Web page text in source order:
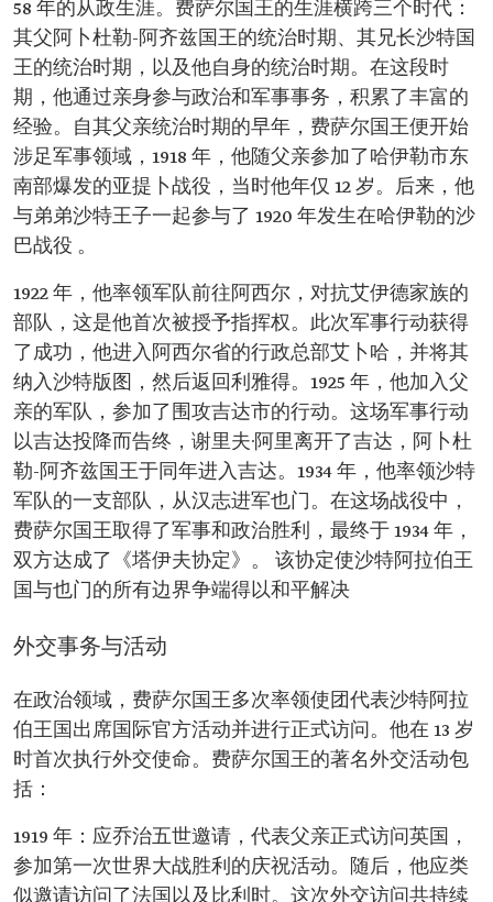
58 年的从政生涯。费萨尔国王的生涯横跨三个时代：
其父阿卜杜勒-阿齐兹国王的统治时期、其兄长沙特国
王的统治时期，以及他自身的统治时期。在这段时
期，他通过亲身参与政治和军事事务，积累了丰富的
经验。自其父亲统治时期的早年，费萨尔国王便开始
涉足军事领域，1918 年，他随父亲参加了哈伊勒市东
南部爆发的亚提卜战役，当时他年仅 12 岁。后来，他
与弟弟沙特王子一起参与了 1920 年发生在哈伊勒的沙
巴战役 。
1922 年，他率领军队前往阿西尔，对抗艾伊德家族的
部队，这是他首次被授予指挥权。此次军事行动获得
了成功，他进入阿西尔省的行政总部艾卜哈，并将其
纳入沙特版图，然后返回利雅得。1925 年，他加入父
亲的军队，参加了围攻吉达市的行动。这场军事行动
以吉达投降而告终，谢里夫·阿里离开了吉达，阿卜杜
勒-阿齐兹国王于同年进入吉达。1934 年，他率领沙特
军队的一支部队，从汉志进军也门。在这场战役中，
费萨尔国王取得了军事和政治胜利，最终于 1934 年，
双方达成了《塔伊夫协定》。 该协定使沙特阿拉伯王
国与也门的所有边界争端得以和平解决
外交事务与活动
在政治领域，费萨尔国王多次率领使团代表沙特阿拉
伯王国出席国际官方活动并进行正式访问。他在 13 岁
时首次执行外交使命。费萨尔国王的著名外交活动包
括：
1919 年：应乔治五世邀请，代表父亲正式访问英国，
参加第一次世界大战胜利的庆祝活动。随后，他应类
似邀请访问了法国以及比利时。这次外交访问共持续